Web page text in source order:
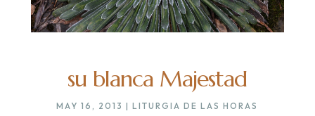
su blanca Majestad
MAY 16, 2013 |LITURGIA DE LAS HORAS